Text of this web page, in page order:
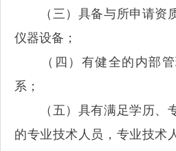
（三）具备与所申请资
仪器设备；
（四）有健全的内部管
系；
（五）具有满足学历、
的专业技术人员，专业技术